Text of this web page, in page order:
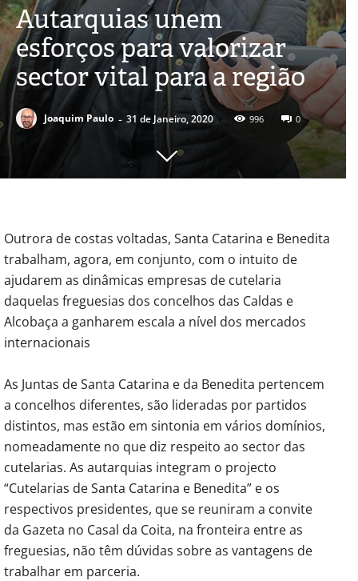
Autarquias unem
esforços para valorizar
sector vital para a região
Joaquim Paulo - 31 de Janeiro, 2020 996 0
Outrora de costas voltadas, Santa Catarina e Benedita
trabalham, agora, em conjunto, com o intuito de
ajudarem as dinâmicas empresas de cutelaria
daquelas freguesias dos concelhos das Caldas e
Alcobaça a ganharem escala a nível dos mercados
internacionais
As Juntas de Santa Catarina e da Benedita pertencem
a concelhos diferentes, são lideradas por partidos
distintos, mas estão em sintonia em vários domínios,
nomeadamente no que diz respeito ao sector das
cutelarias. As autarquias integram o projecto
“Cutelarias de Santa Catarina e Benedita” e os
respectivos presidentes, que se reuniram a convite
da Gazeta no Casal da Coita, na fronteira entre as
freguesias, não têm dúvidas sobre as vantagens de
trabalhar em parceria.